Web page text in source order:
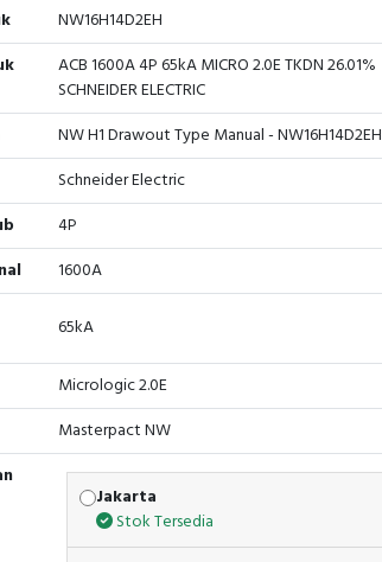
NW16H14D2EH
ACB 1600A 4P 65kA MICRO 2.0E TKDN 26.01%
SCHNEIDER ELECTRIC
NW H1 Drawout Type Manual - NW16H14D2EH
Schneider Electric
4P
1600A
65kA
Micrologic 2.0E
Masterpact NW
Jakarta
Stok Tersedia